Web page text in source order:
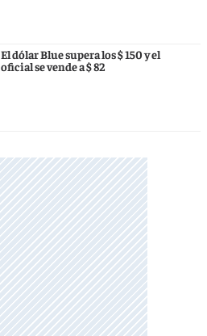
El dólar Blue supera los $ 150 y el
oficial se vende a $ 82